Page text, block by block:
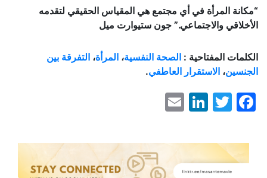
“مكانة المرأة في أي مجتمع هي المقياس الحقيقي لتقدمه
الأخلاقي والاجتماعي.” جون ستيوارت ميل
الكلمات المفتاحية : الصحة النفسية، المرأة، التفرقة بين
الجنسين، الاستقرار العاطفي.
Facebook
Twitter
LinkedIn